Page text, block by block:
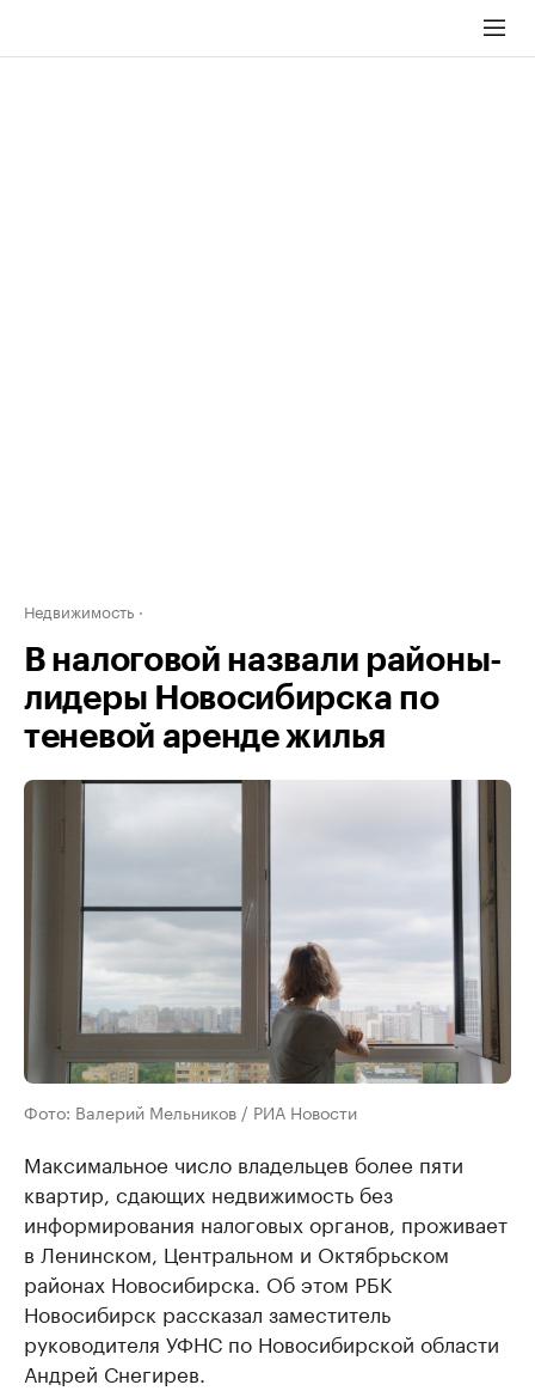
Недвижимость
В налоговой назвали районы-
лидеры Новосибирска по
теневой аренде жилья
Фото: Валерий Мельников / РИА Новости
Максимальное число владельцев более пяти
квартир, сдающих недвижимость без
информирования налоговых органов, проживает
в Ленинском, Центральном и Октябрьском
районах Новосибирска. Об этом РБК
Новосибирск рассказал заместитель
руководителя УФНС по Новосибирской области
Андрей Снегирев.